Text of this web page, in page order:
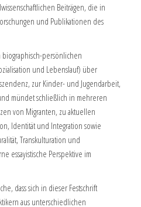
Beiträgen, die in
und Publikationen des
persönlichen
und Lebenslauf) über
zur Kinder- und Jugendarbeit,
mündet schließlich in mehreren
von Migranten, zu aktuellen
Identität und Integration sowie
Transkulturation und
essayistische Perspektive im
dass sich in dieser Festschrift
aus unterschiedlichen